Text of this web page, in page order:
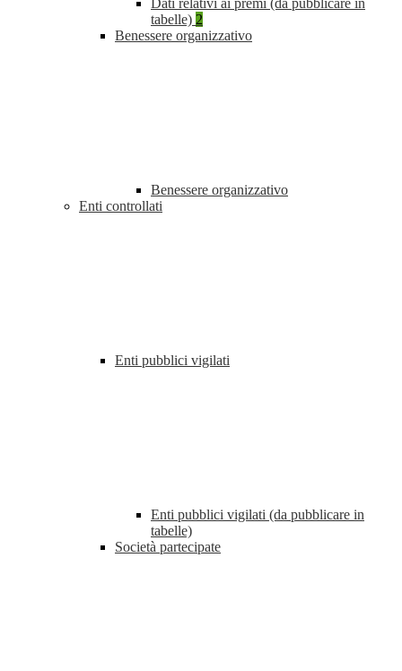
Dati relativi ai premi (da pubblicare in
tabelle) 2
Benessere organizzativo
Benessere organizzativo
Enti controllati
Enti pubblici vigilati
Enti pubblici vigilati (da pubblicare in
tabelle)
Società partecipate